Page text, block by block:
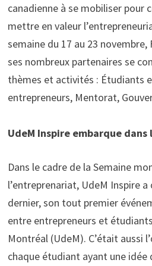
canadienne à se mobiliser pour
mettre en valeur
semaine du 17 au 23
ses nombreux partenaires se
thèmes et activités : Étudiants
entrepreneurs, Mentorat,
UdeM Inspire embarque dans
Dans le cadre de la Semaine
l’entreprenariat, UdeM Inspire
dernier, son tout premier
entre entrepreneurs et
Montréal (UdeM). C’était aussi
chaque étudiant ayant une idée